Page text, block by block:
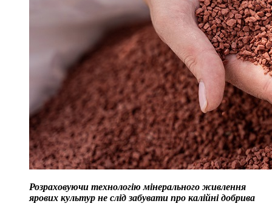
Розраховуючи технологію мінерального живлення
ярових культур не слід забувати про калійні добрива